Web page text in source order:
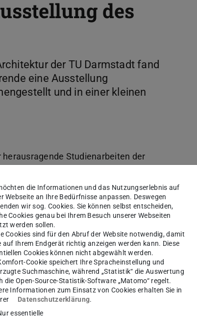
des
der TU Darmstadt fand
eine Ausstellung
und in einer kleinen
herausragende Studienarbeiten der
von einem studentischen Team der
sich Entwürfe, Zeichnungen,
der Centralstation in der Darmstädter
806qm statt.
über die regionalen Grenzen hinaus in
zur Ausstellung.
verschiedener Semester
sind initiiert von der Fachschaft.
die Informationen und das Nutzungserlebnis auf
Webseite an Ihre Bedürfnisse anpassen. Deswegen
wir sog. Cookies. Sie können selbst entscheiden,
Cookies genau bei Ihrem Besuch unserer Webseiten
werden sollen.
Cookies sind für den Abruf der Website notwendig, damit
auf Ihrem Endgerät richtig anzeigen werden kann. Diese
Cookies können nicht abgewählt werden.
Cookie speichert Ihre Spracheinstellung und
Suchmaschine, während „Statistik“ die Auswertung
die Open-Source-Statistik-Software „Matomo“ regelt.
Informationen zum Einsatz von Cookies erhalten Sie in
Datenschutzerklärung.
essentielle